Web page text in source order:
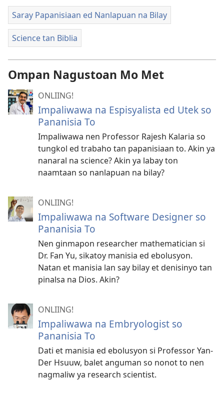
Saray Papanisiaan ed Nanlapuan na Bilay
Science tan Biblia
Ompan Nagustoan Mo Met
ONLIING!
Impaliwawa na Espisyalista ed Utek so
Pananisia To
Impaliwawa nen Professor Rajesh Kalaria so
tungkol ed trabaho tan papanisiaan to. Akin ya
nanaral na science? Akin ya labay ton
naamtaan so nanlapuan na bilay?
ONLIING!
Impaliwawa na Software Designer so
Pananisia To
Nen ginmapon researcher mathematician si
Dr. Fan Yu, sikatoy manisia ed ebolusyon.
Natan et manisia lan say bilay et denisinyo tan
pinalsa na Dios. Akin?
ONLIING!
Impaliwawa na Embryologist so
Pananisia To
Dati et manisia ed ebolusyon si Professor Yan-
Der Hsuuw, balet anguman so nonot to nen
nagmaliw ya research scientist.